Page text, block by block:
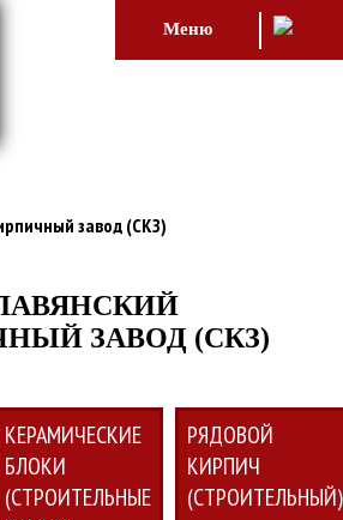
Меню
завод (СКЗ)
ЗАВОД (СКЗ)
КЕРАМИЧЕСКИЕ
БЛОКИ
(СТРОИТЕЛЬНЫЕ
РЯДОВОЙ
КИРПИЧ
(СТРОИТЕЛЬНЫЙ)